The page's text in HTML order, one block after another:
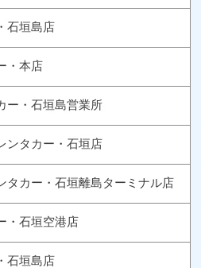
石垣島店
・本店
ー・石垣島営業所
ンタカー・石垣店
タカー・石垣離島ターミナル店
・石垣空港店
石垣島店